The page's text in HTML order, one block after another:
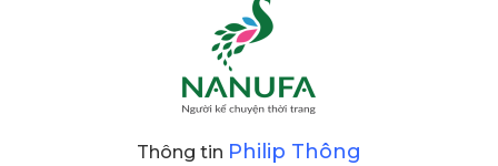
Thông tin Philip Thông